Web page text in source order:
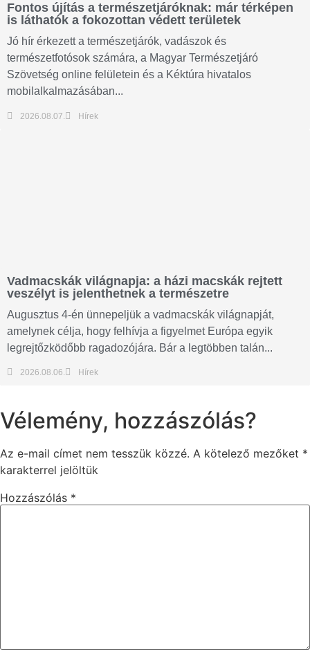
Fontos újítás a természetjáróknak: már térképen
is láthatók a fokozottan védett területek
Jó hír érkezett a természetjárók, vadászok és
természetfotósok számára, a Magyar Természetjáró
Szövetség online felületein és a Kéktúra hivatalos
mobilalkalmazásában...
2026.08.07. Hírek
Vadmacskák világnapja: a házi macskák rejtett
veszélyt is jelenthetnek a természetre
Augusztus 4-én ünnepeljük a vadmacskák világnapját,
amelynek célja, hogy felhívja a figyelmet Európa egyik
legrejtőzködőbb ragadozójára. Bár a legtöbben talán...
2026.08.06. Hírek
Vélemény, hozzászólás?
Az e-mail címet nem tesszük közzé. A kötelező mezőket *
karakterrel jelöltük
Hozzászólás *